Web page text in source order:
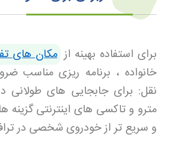
برای استفاده بهینه از مکان های
خانواده ، برنامه ریزی مناسب
نقل: برای جابجایی های طولانی
مترو و تاکسی های اینترنتی گزینه
و سریع تر از خودروی شخصی در